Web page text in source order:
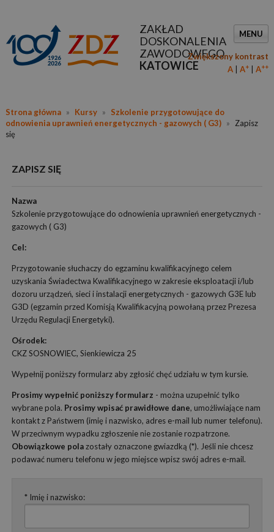
ZAKŁAD
DOSKONALENIA
ZAWODOWEGO
KATOWICE
MENU
Zwiększony kontrast
A
A+ A++
Strona główna » Kursy »
Szkolenie przygotowujące do
odnowienia uprawnień energetycznych - gazowych ( G3) »
Zapisz
się
ZAPISZ SIĘ
Nazwa
Szkolenie przygotowujące do odnowienia uprawnień energetycznych -
gazowych ( G3)
Cel:
Przygotowanie słuchaczy do egzaminu kwalifikacyjnego celem
uzyskania Świadectwa Kwalifikacyjnego w zakresie eksploatacji i/lub
dozoru urządzeń, sieci i instalacji energetycznych - gazowych G3E lub
G3D (egzamin przed Komisją Kwalifikacyjną powołaną przez Prezesa
Urzędu Regulacji Energetyki).
Ośrodek:
CKZ SOSNOWIEC, Sienkiewicza 25
Wypełnij poniższy formularz aby zgłosić chęć udziału w tym kursie.
Prosimy wypełnić poniższy formularz - można uzupełnić tylko
wybrane pola. Prosimy wpisać prawidłowe dane, umożliwiające nam
kontakt z Państwem (imię i nazwisko, adres e-mail lub numer telefonu).
W przeciwnym wypadku zgłoszenie nie zostanie rozpatrzone.
Obowiązkowe polazostały oznaczone gwiazdką (*). Jeśli nie chcesz
podawać numeru telefonu w jego miejsce wpisz swój adres e-mail.
* Imię i nazwisko: